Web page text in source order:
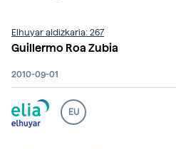
Elhuyar aldizkaria: 267
Guillermo Roa Zubia
2010-09-01
EU